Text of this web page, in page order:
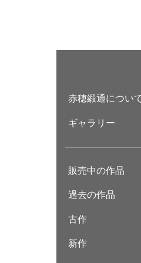
赤穂緞通につい
ギャラリー
販売中の作品
過去の作品
古作
新作